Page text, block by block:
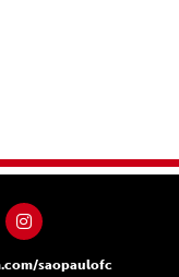
saopaulofc